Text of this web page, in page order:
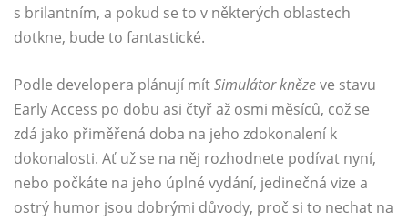
s brilantním, a pokud se to v některých oblastech
dotkne, bude to fantastické.
Podle developera plánují mítSimulátor knězeve stavu
Early Access po dobu asi čtyř až osmi měsíců, což se
zdá jako přiměřená doba na jeho zdokonalení k
dokonalosti. Ať už se na něj rozhodnete podívat nyní,
nebo počkáte na jeho úplné vydání, jedinečná vize a
ostrý humor jsou dobrými důvody, proč si to nechat na